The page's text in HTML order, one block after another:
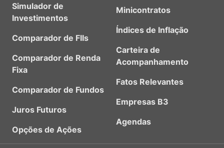
Simulador de
Investimentos
Comparador de FIIs
Comparador de Renda
Fixa
Comparador de Fundos
Juros Futuros
Opções de Ações
Minicontratos
Índices de Inflação
Carteira de
Acompanhamento
Fatos Relevantes
Empresas B3
Agendas